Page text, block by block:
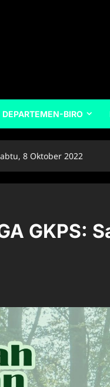
DEPARTEMEN-BIRO
8 Oktober 2022
GKPS: